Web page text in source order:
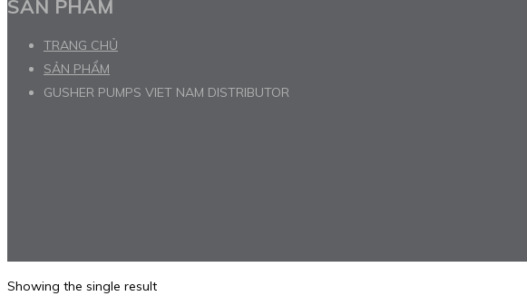
SẢN PHẨM
TRANG CHỦ
SẢN PHẨM
GUSHER PUMPS VIET NAM DISTRIBUTOR
Showing the single result